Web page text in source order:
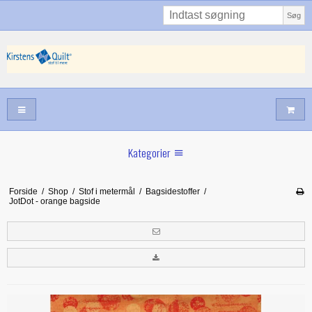
Søg
Kategorier
Juni nyt
Forside / Shop / Stof i metermål / Bagsidestoffer /
JotDot - orange bagside